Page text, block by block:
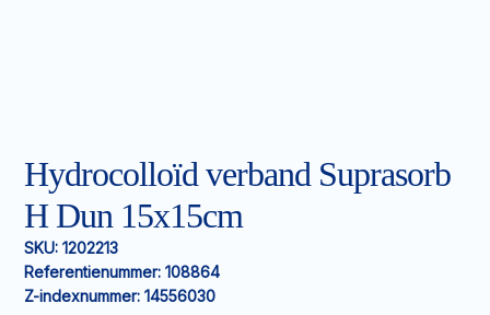
Hydrocolloïd verband Suprasorb
H Dun 15x15cm
SKU: 1202213
Referentienummer: 108864
Z-indexnummer: 14556030